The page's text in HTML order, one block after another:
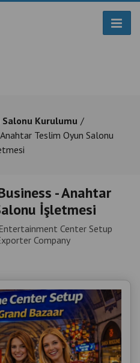
Salonu Kurulumu
Teslim Oyun Salonu
- Anahtar
İşletmesi
Center Setup
Company